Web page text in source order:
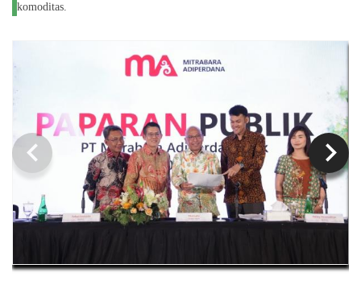
komoditas.
chevron_right
chevron_left